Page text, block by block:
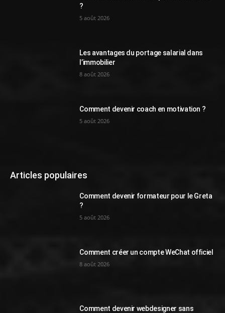
?
5 août 2026
Les avantages du portage salarial dans
l’immobilier
8 août 2026
Comment devenir coach en motivation ?
5 août 2026
Articles populaires
Comment devenir formateur pour le Greta
?
5 août 2026
Comment créer un compte WeChat officiel
8 août 2026
Comment devenir webdesigner sans